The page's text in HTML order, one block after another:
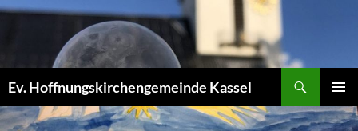
Zum
Ev. Hoffnungskirchengemeinde Kassel
MENÜ